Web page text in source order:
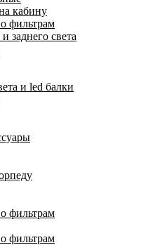
кабину
фильтрам
заднего света
и led балки
фильтрам
фильтрам